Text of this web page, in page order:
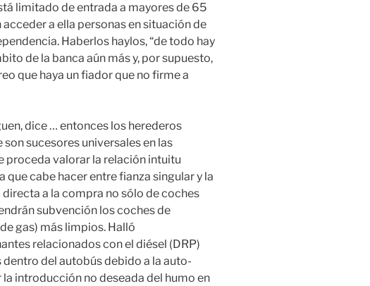
limitado de entrada a mayores de 65
a ella personas en situación de
Haberlos haylos, “de todo hay
de la banca aún más y, por supuesto,
que haya un fiador que no firme a
dice … entonces los herederos
sucesores universales en las
proceda valorar la relación intuitu
que cabe hacer entre fianza singular y la
directa a la compra no sólo de coches
subvención los coches de
gas) más limpios. Halló
relacionados con el diésel (DRP)
del autobús debido a la auto-
introducción no deseada del humo en